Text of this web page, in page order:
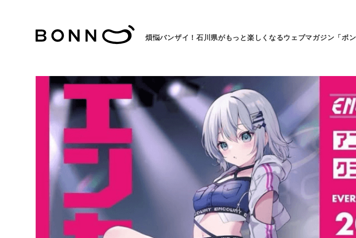
煩悩バンザイ！石川県がもっと楽しくなるウェブマガジン「ボン